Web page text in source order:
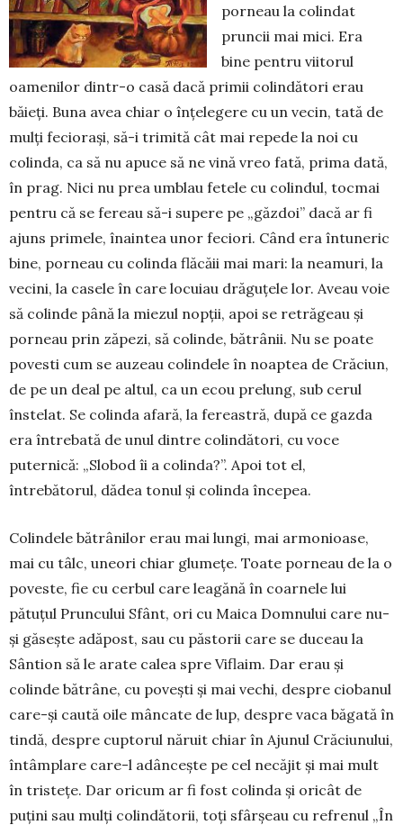
porneau la colindat
pruncii mai mici. Era
bine pentru viitorul
oamenilor dintr-o casă dacă primii colindători erau
băieți. Buna avea chiar o înțelegere cu un vecin, tată de
mulți feciorași, să-i trimită cât mai repede la noi cu
colinda, ca să nu apuce să ne vină vreo fată, prima dată,
în prag. Nici nu prea umblau fetele cu colindul, tocmai
pentru că se fereau să-i supere pe „găzdoi” dacă ar fi
ajuns primele, înaintea unor feciori. Când era întuneric
bine, porneau cu colinda flăcăii mai mari: la nea­muri, la
vecini, la casele în care locuiau drăguțele lor. Aveau voie
să colinde până la miezul nopții, apoi se retrăgeau și
porneau prin zăpezi, să colinde, bătrânii. Nu se poate
povesti cum se auzeau colindele în noaptea de Crăciun,
de pe un deal pe altul, ca un ecou prelung, sub cerul
înstelat. Se co­lin­da afară, la fereastră, după ce gazda
era întrebată de unul dintre colindători, cu voce
puternică: „Slo­bod îi a co­linda?”. Apoi tot el,
întrebătorul, dădea tonul și colinda începea.
Colindele bătrânilor erau mai lungi, mai armo­nioase,
mai cu tâlc, uneori chiar glumețe. Toate porneau de la o
poveste, fie cu cerbul care leagănă în coarnele lui
pătuțul Pruncului Sfânt, ori cu Mai­ca Domnului care nu-
și găsește adăpost, sau cu păs­torii care se duceau la
Sântion să le arate calea spre Viflaim. Dar erau și
colinde bătrâne, cu po­vești și mai vechi, despre ciobanul
care-și caută oile mâncate de lup, despre vaca băgată în
tindă, despre cup­torul năruit chiar în Ajunul Crăciunului,
întâmplare care-l a­dân­cește pe cel ne­căjit și mai mult
în tristețe. Dar oricum ar fi fost colinda și oricât de
puțini sau mulți colindătorii, toți sfârșeau cu re­frenul „În